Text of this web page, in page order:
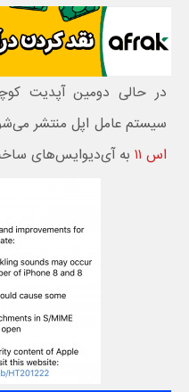
سیستم عامل اپل منتشر
اس ۱۱
به آی‌دیوایس‌های